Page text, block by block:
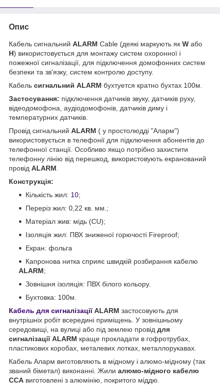
Опис
Кабель сигнальний ALARM Cable (деякі маркують як W або
H) використовується для монтажу систем охоронної і
пожежної сигналізації, для підключення домофонних систем
безпеки та зв'язку, систем контролю доступу.
Кабель сигнальний ALARM бухтуется кратно бухтах 100м.
Застосування: підключення датчиків звуку, датчиків руху,
відеодомофона, аудіодомофонів, датчиків диму і
температурних датчиків.
Провід сигнальний ALARM ( у простолюдді "Аларм")
використовується в телефонії для підключення абонентів до
телефонної станції. Особливо якщо потрібно захистити
телефонну лінію від перешкод, використовують екранований
провід ALARM
Конструкція:
Кількість жил: 10;
Переріз жил: 0,22 кв. мм.;
Матеріал жив: мідь (CU);
Ізоляція жил: ПВХ зниженої горючості Fireproof;
Екран: фольга
Капронова нитка сприяє швидкій розбирання кабелю
ALARM;
Зовнішня ізоляція: ПВХ білого кольору.
Бухтовка: 100м.
Кабель для сигналізації ALARM застосовують для
внутрішніх робіт всередині приміщень. У зовнішньому
середовищі, на вулиці або під землею провід для
сигналізації ALARM краще прокладати в гофротрубах,
пластикових коробах, металевих лотках, металлорукавах.
Кабель Аларм виготовляють в мідному і алюмо-мідному (так
званий біметал) виконанні. Жили алюмо-мідного кабелю
ССА виготовлені з алюмінію, покритого міддю.